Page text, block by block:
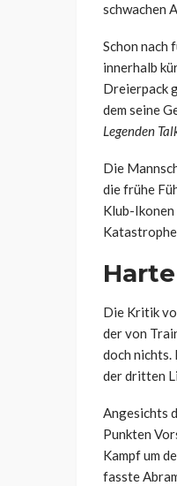
schwachen
Schon nach
innerhalb
Dreierpack
dem seine
Legenden
Die
die frühe
Klub-Ikonen
Die Kritik
der von
doch nichts.
der dritten
Angesichts
Punkten
Kampf um
fasste